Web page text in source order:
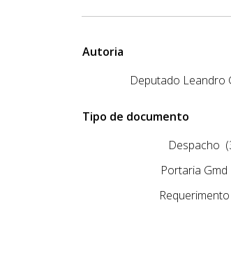
Autoria
Deputado Leandro
Tipo de documento
Despacho
Portaria Gmd
Requerimento